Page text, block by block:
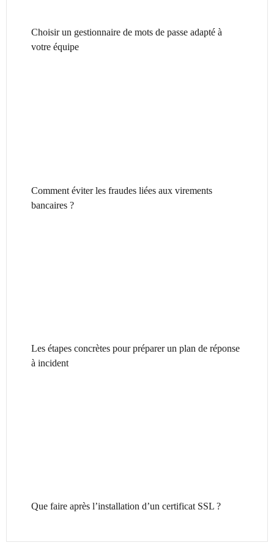
Choisir un gestionnaire de mots de passe adapté à
votre équipe
Comment éviter les fraudes liées aux virements
bancaires ?
Les étapes concrètes pour préparer un plan de réponse
à incident
Que faire après l’installation d’un certificat SSL ?